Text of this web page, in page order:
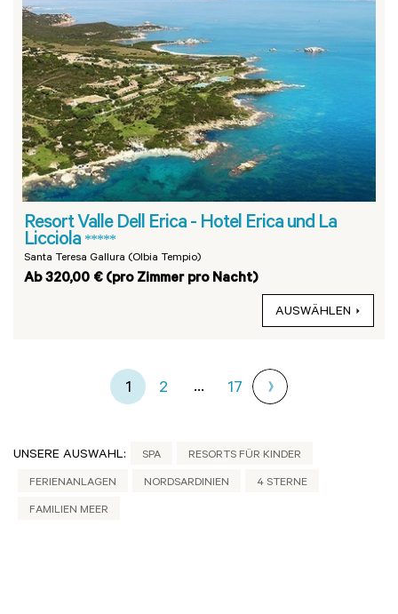
Resort Valle Dell Erica - Hotel Erica und La
Licciola *****
Santa Teresa Gallura (Olbia Tempio)
Ab 320,00 € (pro Zimmer pro Nacht)
AUSWÄHLEN
1 2 ... 17
UNSERE AUSWAHL: SPA RESORTS FÜR KINDER
FERIENANLAGEN NORDSARDINIEN 4 STERNE
FAMILIEN MEER